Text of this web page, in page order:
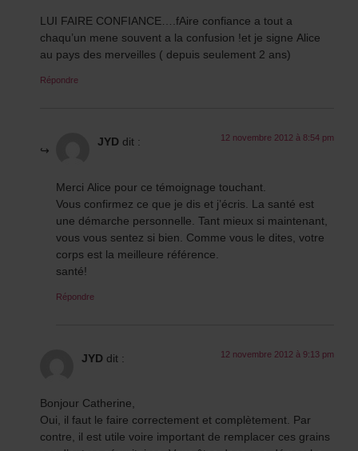
LUI FAIRE CONFIANCE….fAire confiance a tout a
chaqu’un mene souvent a la confusion !et je signe Alice
au pays des merveilles ( depuis seulement 2 ans)
Répondre
JYD dit : 12 novembre 2012 à 8:54 pm
Merci Alice pour ce témoignage touchant.
Vous confirmez ce que je dis et j’écris. La santé est
une démarche personnelle. Tant mieux si maintenant,
vous vous sentez si bien. Comme vous le dites, votre
corps est la meilleure référence.
santé!
Répondre
JYD dit : 12 novembre 2012 à 9:13 pm
Bonjour Catherine,
Oui, il faut le faire correctement et complètement. Par
contre, il est utile voire important de remplacer ces grains